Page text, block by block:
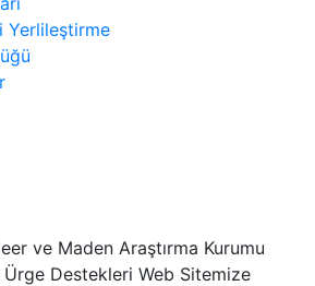
Yerlileştirme
ve Maden Araştırma Kurumu
Destekleri Web Sitemize